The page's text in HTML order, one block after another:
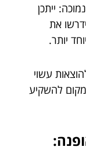
ייתכן
את
יותר.
עשוי
להשקיע